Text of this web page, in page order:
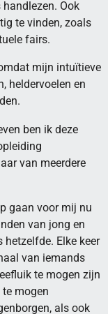
Ook
te vinden, zoals
fairs.
mijn intuïtieve
heldervoelen en
ben ik deze
van meerdere
gaan voor mij nu
van jong en
hetzelfde. Elke keer
van iemands
te mogen zijn
mogen
als ook